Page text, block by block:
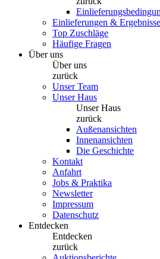
Einlieferungen & Ergebnisse
Top Zuschläge
Häufige Fragen
Über uns
Über uns
zurück
Unser Team
Unser Haus
Unser Haus
zurück
Außenansichten
Innenansichten
Die Geschichte
Kontakt
Anfahrt
Jobs & Praktika
Newsletter
Impressum
Datenschutz
Entdecken
Entdecken
zurück